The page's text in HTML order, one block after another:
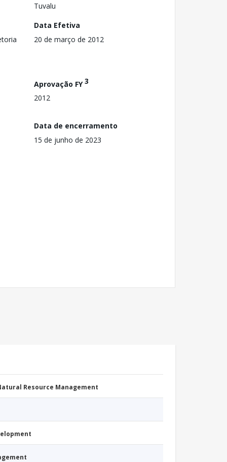
Tuvalu
Data Efetiva
20 de março de 2012
Aprovação FY3
2012
Data de encerramento
15 de junho de 2023
Resource Management